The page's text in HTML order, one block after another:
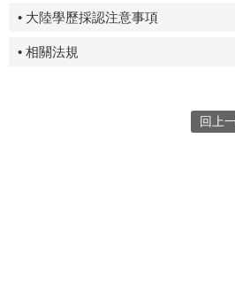
• 大陸學歷採認注意事項
• 相關法規
回上